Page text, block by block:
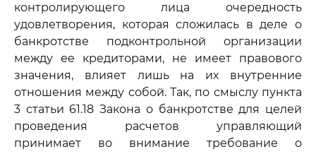
контролирующего лица очередность
удовлетворения, которая сложилась в деле о
банкротстве подконтрольной организации
между ее кредиторами, не имеет правового
значения, влияет лишь на их внутренние
отношения между собой. Так, по смыслу пункта
3 статьи 61.18 Закона о банкротстве для целей
проведения расчетов управляющий
принимает во внимание требование о